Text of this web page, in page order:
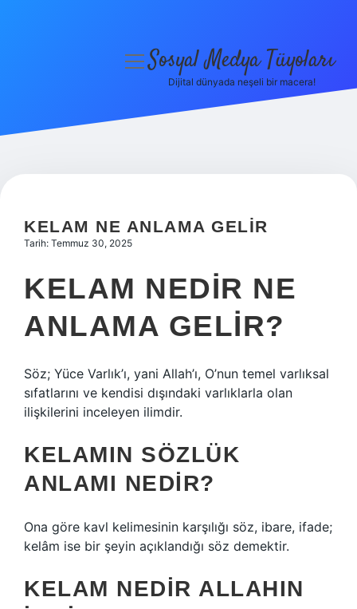
Hakkımızda
menüyüSosyal Medya Tüyoları
Dijital dünyada neşeli bir macera!
KELAM NE ANLAMA GELIR
Tarih: Temmuz 30, 2025
KELAM NEDIR NE
ANLAMA GELIR?
Söz; Yüce Varlık’ı, yani Allah’ı, O’nun temel varlıksal
sıfatlarını ve kendisi dışındaki varlıklarla olan
ilişkilerini inceleyen ilimdir.
KELAMIN SÖZLÜK
ANLAMI NEDIR?
Ona göre kavl kelimesinin karşılığı söz, ibare, ifade;
kelâm ise bir şeyin açıklandığı söz demektir.
KELAM NEDIR ALLAHIN